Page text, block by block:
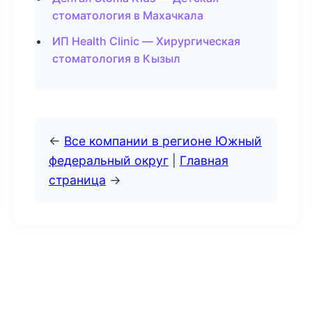
стоматология в Махачкала
ИП Health Clinic — Хирургическая
стоматология в Кызыл
← Все компании в регионе Южный
федеральный округ
Главная
страница →